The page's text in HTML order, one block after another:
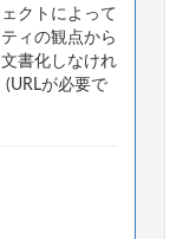
クトによって
ィの観点から
書化しなけれ
が必要で